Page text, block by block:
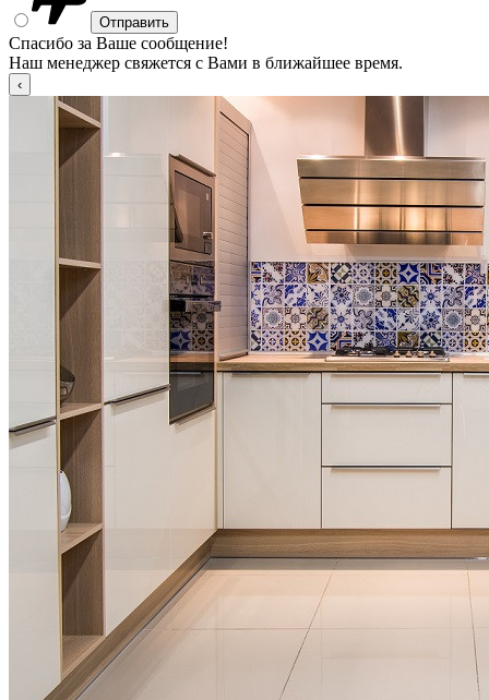
Спасибо за Ваше сообщение!
Наш менеджер свяжется с Вами в ближайшее время.